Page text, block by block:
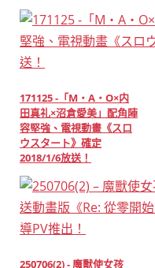
171125 -「M・A・O×内
田真礼×沼倉愛美」配角陣
容堅強、電視動畫《スロ
ウスタート》確定
2018/1/6放送！
250706(2) - 魔獸使女孩